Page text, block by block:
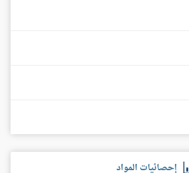
إحصائيات المواد